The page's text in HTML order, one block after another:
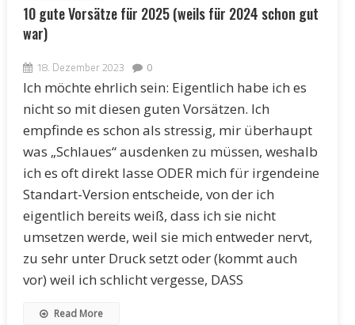
10 gute Vorsätze für 2025 (weils für 2024 schon gut
war)
18. Dezember 2023 0
Ich möchte ehrlich sein: Eigentlich habe ich es
nicht so mit diesen guten Vorsätzen. Ich
empfinde es schon als stressig, mir überhaupt
was „Schlaues“ ausdenken zu müssen, weshalb
ich es oft direkt lasse ODER mich für irgendeine
Standart-Version entscheide, von der ich
eigentlich bereits weiß, dass ich sie nicht
umsetzen werde, weil sie mich entweder nervt,
zu sehr unter Druck setzt oder (kommt auch
vor) weil ich schlicht vergesse, DASS
Read More